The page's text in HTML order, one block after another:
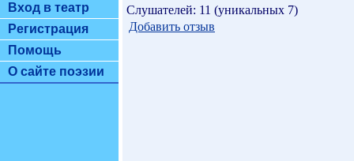
Вход в театр
Регистрация
Помощь
О сайте поэзии
Слушателей: 11 (уникальных 7)
Добавить отзыв